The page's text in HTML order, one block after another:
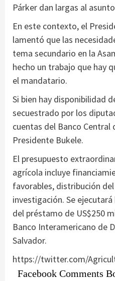
Párker dan largas al
En este contexto, el
lamentó que las
tema secundario en la
hecho un trabajo que hay
el mandatario.
Si bien hay disponibilidad
secuestrado por los
cuentas del Banco Central
Presidente Bukele.
El presupuesto
agrícola incluye
favorables, distribución
investigación. Se
del préstamo de US$250
Banco Interamericano de
Salvador.
https://twitter.com/
Facebook Comments